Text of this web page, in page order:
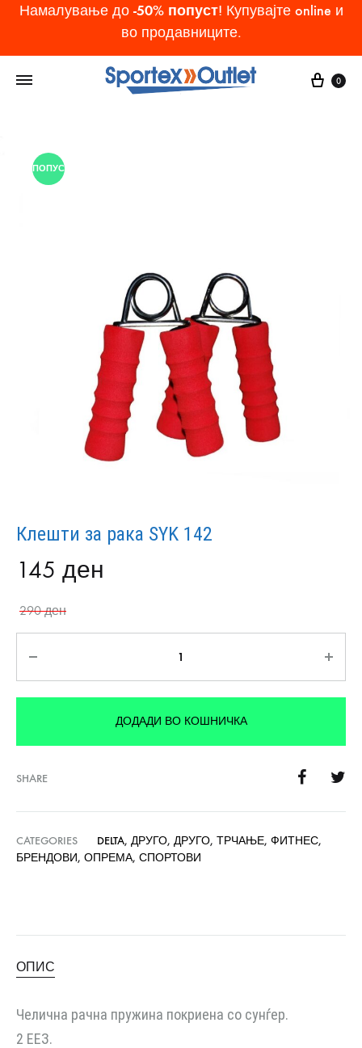
Намалување до -50% попуст! Купувајте online и
во продавниците.
Cart
0
ПОПУСТ
Клешти за рака SYK 142
145 ден
290ден
ДОДАДИ ВО КОШНИЧКА
SHARE
CATEGORIES DELTA, ДРУГО, ДРУГО, ТРЧАЊЕ, ФИТНЕС,
БРЕНДОВИ, ОПРЕМА, СПОРТОВИ
ОПИС
Челична рачна пружина покриена со сунѓер.
2 ЕЕЗ.